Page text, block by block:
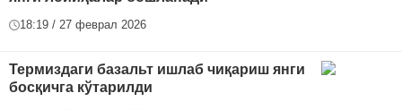
18:19 / 27 феврал 2026
Термиздаги базальт ишлаб чиқариш янги
босқичга кўтарилди